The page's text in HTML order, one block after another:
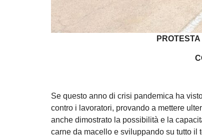
Se questo anno di crisi pandemica ha
contro i lavoratori, provando a mettere
anche dimostrato la possibilità e la
carne da macello e sviluppando su tutto